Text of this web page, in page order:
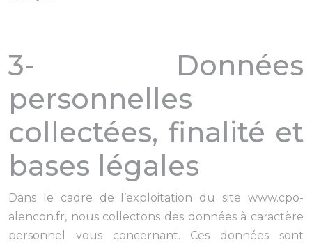
3- Données
personnelles
collectées, finalité et
bases légales
Dans le cadre de l’exploitation du site www.cpo-
alencon.fr, nous collectons des données à caractère
personnel vous concernant. Ces données sont